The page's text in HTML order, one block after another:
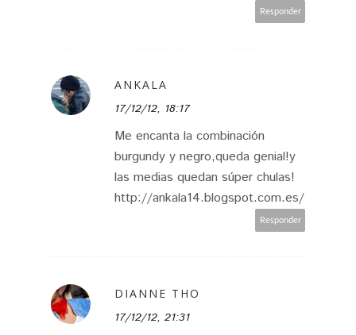
Responder
ANKALA
17/12/12, 18:17
Me encanta la combinación
burgundy y negro,queda genial!y
las medias quedan súper chulas!
http://ankala14.blogspot.com.es/
Responder
DIANNE THO
17/12/12, 21:31